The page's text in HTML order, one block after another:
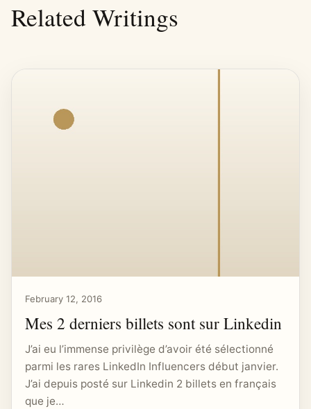
Related Writings
February 12, 2016
Mes 2 derniers billets sont sur Linkedin
J’ai eu l’immense privilège d’avoir été sélectionné
parmi les rares LinkedIn Influencers début janvier.
J’ai depuis posté sur Linkedin 2 billets en français
que je…